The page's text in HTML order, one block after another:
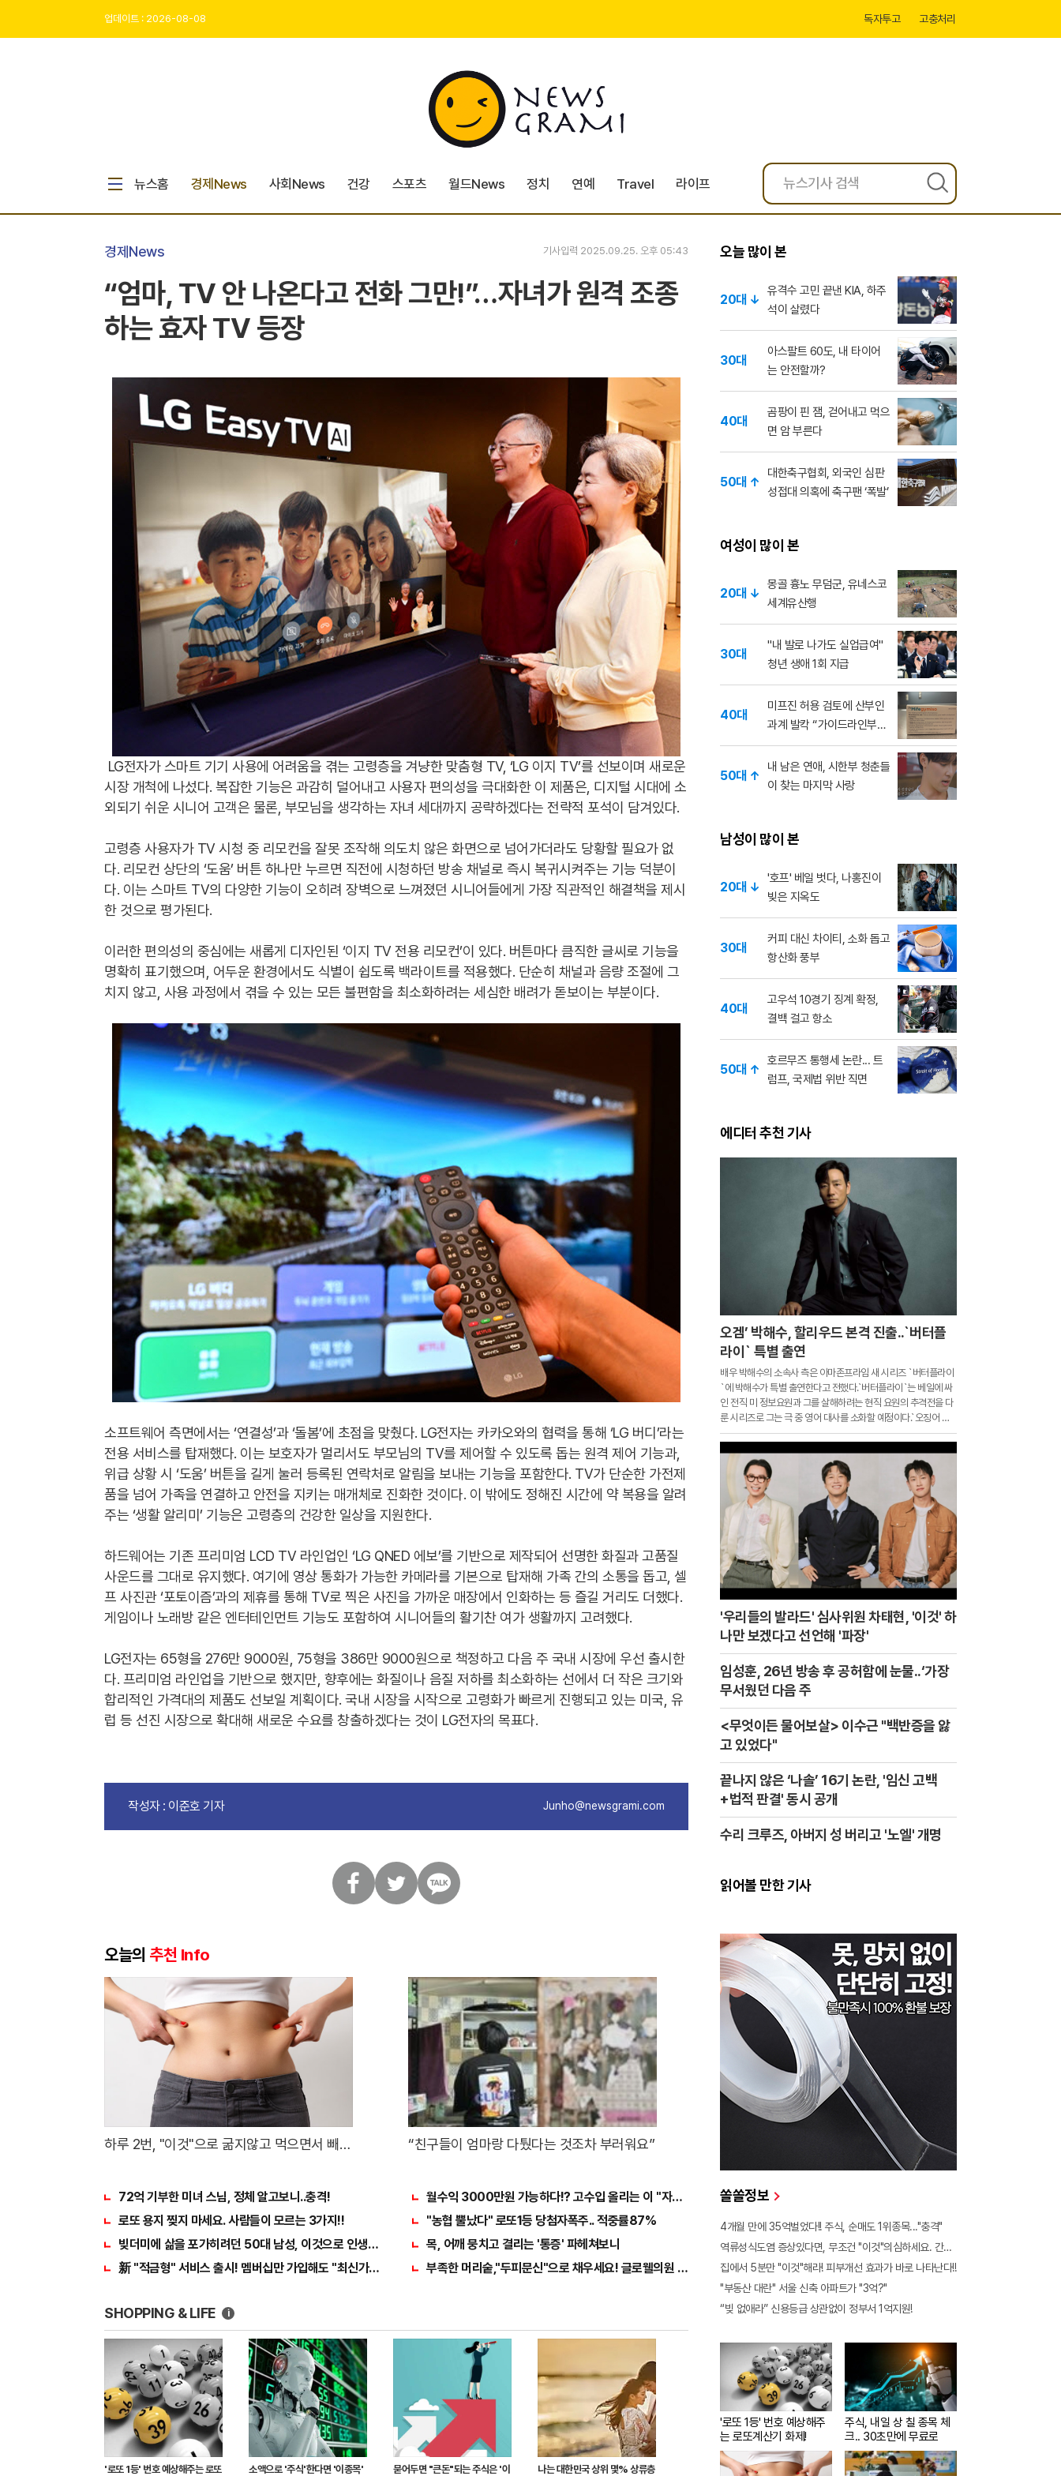
검
색
업데이트 : 2026-08-08 독자투고 고충처리
뉴스홈 경제News 사회News 건강 스포츠 월드News 정치 연예 Travel 라이프
경제News
“엄마, TV 안 나온다고 전화 그만!”…자녀가 원격 조종
하는 효자 TV 등장
기사입력 2025.09.25. 오후 05:43
LG전자가 스마트 기기 사용에 어려움을 겪는 고령층을 겨냥한 맞춤형 TV, ‘LG 이지 TV’를 선보이며 새로운
시장 개척에 나섰다. 복잡한 기능은 과감히 덜어내고 사용자 편의성을 극대화한 이 제품은, 디지털 시대에 소
외되기 쉬운 시니어 고객은 물론, 부모님을 생각하는 자녀 세대까지 공략하겠다는 전략적 포석이 담겨있다.
고령층 사용자가 TV 시청 중 리모컨을 잘못 조작해 의도치 않은 화면으로 넘어가더라도 당황할 필요가 없
다. 리모컨 상단의 ‘도움’ 버튼 하나만 누르면 직전에 시청하던 방송 채널로 즉시 복귀시켜주는 기능 덕분이
다. 이는 스마트 TV의 다양한 기능이 오히려 장벽으로 느껴졌던 시니어들에게 가장 직관적인 해결책을 제시
한 것으로 평가된다.
이러한 편의성의 중심에는 새롭게 디자인된 ‘이지 TV 전용 리모컨’이 있다. 버튼마다 큼직한 글씨로 기능을
명확히 표기했으며, 어두운 환경에서도 식별이 쉽도록 백라이트를 적용했다. 단순히 채널과 음량 조절에 그
치지 않고, 사용 과정에서 겪을 수 있는 모든 불편함을 최소화하려는 세심한 배려가 돋보이는 부분이다.
소프트웨어 측면에서는 ‘연결성’과 ‘돌봄’에 초점을 맞췄다. LG전자는 카카오와의 협력을 통해 ‘LG 버디’라는
전용 서비스를 탑재했다. 이는 보호자가 멀리서도 부모님의 TV를 제어할 수 있도록 돕는 원격 제어 기능과,
위급 상황 시 ‘도움’ 버튼을 길게 눌러 등록된 연락처로 알림을 보내는 기능을 포함한다. TV가 단순한 가전제
품을 넘어 가족을 연결하고 안전을 지키는 매개체로 진화한 것이다. 이 밖에도 정해진 시간에 약 복용을 알려
주는 ‘생활 알리미’ 기능은 고령층의 건강한 일상을 지원한다.
하드웨어는 기존 프리미엄 LCD TV 라인업인 ‘LG QNED 에보’를 기반으로 제작되어 선명한 화질과 고품질
사운드를 그대로 유지했다. 여기에 영상 통화가 가능한 카메라를 기본으로 탑재해 가족 간의 소통을 돕고, 셀
프 사진관 ‘포토이즘’과의 제휴를 통해 TV로 찍은 사진을 가까운 매장에서 인화하는 등 즐길 거리도 더했다.
게임이나 노래방 같은 엔터테인먼트 기능도 포함하여 시니어들의 활기찬 여가 생활까지 고려했다.
LG전자는 65형을 276만 9000원, 75형을 386만 9000원으로 책정하고 다음 주 국내 시장에 우선 출시한
다. 프리미엄 라인업을 기반으로 했지만, 향후에는 화질이나 음질 저하를 최소화하는 선에서 더 작은 크기와
합리적인 가격대의 제품도 선보일 계획이다. 국내 시장을 시작으로 고령화가 빠르게 진행되고 있는 미국, 유
럽 등 선진 시장으로 확대해 새로운 수요를 창출하겠다는 것이 LG전자의 목표다.
작성자 : 이준호 기자 Junho@newsgrami.com
오늘의 추천 Info
하루 2번, "이것"으로 굶지않고 먹으면서 빼
“친구들이 엄마랑 다퉜다는 것조차 부러워요”
72억 기부한 미녀 스님, 정체 알고보니..충격!
로또 용지 찢지 마세요. 사람들이 모르는 3가지!!
빚더미에 삶을 포가히려던 50대 남성, 이것으로 인생역전
新 "적금형" 서비스 출시! 멤버십만 가입해도 "최신가전" 선착순 100% 무료 경품지원!!
월수익 3000만원 가능하다!? 고수입 올리는 이 "자격증"에 몰리는 이유 알고보니…
"농협 뿔났다" 로또1등 당첨자폭주.. 적중률87%
목, 어깨 뭉치고 결리는 '통증' 파헤쳐보니
부족한 머리숱,"두피문신"으로 채우세요! 글로웰의원 의)96837
SHOPPING & LIFE i
'로또 1등' 번호 예상해주는 로또
소액으로 '주식'한다면 '이종목'
묻어두면 "큰돈"되는 주식은 '이
나는 대한민국 상위 몇% 상류층
오늘 많이 본
20대 ↓
유격수 고민 끝낸 KIA, 하주
석이 살렸다
30대
아스팔트 60도, 내 타이어
는 안전할까?
40대
곰팡이 핀 잼, 걷어내고 먹으
면 암 부른다
50대 ↑
대한축구협회, 외국인 심판
성접대 의혹에 축구팬 ‘폭발’
여성이 많이 본
20대 ↓
몽골 흉노 무덤군, 유네스코
세계유산행
30대
"내 발로 나가도 실업급여"
청년 생애 1회 지급
40대
미프진 허용 검토에 산부인
과계 발칵 “가이드라인부
터”
50대 ↑
내 남은 연애, 시한부 청춘들
이 찾는 마지막 사랑
남성이 많이 본
20대 ↓
'호프' 베일 벗다, 나홍진이
빚은 지옥도
30대
커피 대신 차이티, 소화 돕고
항산화 풍부
40대
고우석 10경기 징계 확정,
결백 걸고 항소
50대 ↑
호르무즈 통행세 논란... 트
럼프, 국제법 위반 직면
에디터 추천 기사
오겜’ 박해수, 할리우드 본격 진출..`버터플
라이` 특별 출연
배우 박해수의 소속사 측은 아마존프라임 새 시리즈 `버터플라이
`에 박해수가 특별 출연한다고 전했다.`버터플라이`는 베일에 싸
인 전직 미 정보요원과 그를 살해하려는 현직 요원의 추격전을 다
룬 시리즈로 그는 극 중 영어 대사를 소화할 예정이다.`오징어 게
임`에서 최후의 2인 조상우 역을 통해 전 세계에 이름을 알린 그
74회 에미상에서 남우조연상 후보에 올랐던 그는 이후 미국 대형
에이전시 UTA와 계약을 맺고 본격적인 해외 활동에 나서고 있다.
'우리들의 발라드' 심사위원 차태현, '이것' 하
나만 보겠다고 선언해 '파장'
임성훈, 26년 방송 후 공허함에 눈물..‘가장
무서웠던 다음 주
<무엇이든 물어보살> 이수근 "백반증을 앓
고 있었다"
끝나지 않은 ‘나솔’ 16기 논란, '임신 고백
+법적 판결' 동시 공개
수리 크루즈, 아버지 성 버리고 '노엘' 개명
읽어볼 만한 기사
쏠쏠정보
4개월 만에 35억벌었다!! 주식, 순매도 1위종목..."충격"
역류성식도염 증상있다면, 무조건 "이것"의심하세요. 간단치료법 나왔다!
집에서 5분만 "이것"해라! 피부개선 효과가 바로 나타난다!!
"부동산 대란" 서울 신축 아파트가 "3억?"
“빚 없애라” 신용등급 상관없이 정부서 1억지원!
'로또 1등' 번호 예상해주
는 로또계산기 화제!
주식, 내일 상 칠 종목 체
크.. 30초만에 무료로